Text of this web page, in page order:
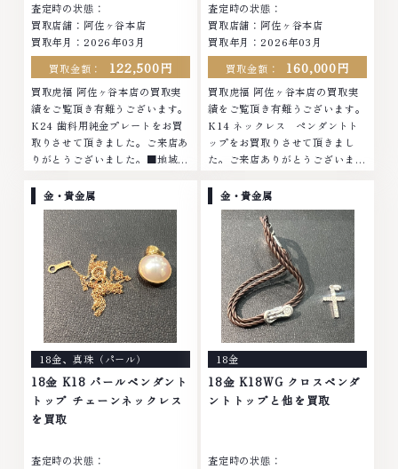
査定時の状態：
買取店舗：阿佐ヶ谷本店
買取年月： 2026年03月
買取金額：
122,500円
買取虎福 阿佐ヶ谷本店の買取実
績をご覧頂き有難うございます。
K24 歯科用純金プレートをお買
取りさせて頂きました。ご来店あ
りがとうございました。■地域買
モンド ブランド品 ブランド衣類
お酒買取りのことなら、お任せく
ださいなかで...
査定時の状態：
買取店舗：阿佐ヶ谷本店
買取年月： 2026年03月
買取金額：
160,000円
買取虎福 阿佐ヶ谷本店の買取実
績をご覧頂き有難うございます。
K14 ネックレス ペンダントト
ップをお買取りさせて頂きまし
た。ご来店ありがとうございまし
ラチナ ダイヤモンド ブランド品
ブランド衣類 お酒買取りのこと
なら、お任せくだ...
金・貴金属
18金、真珠（パール）
18金 K18 パールペンダント
トップ チェーンネックレス
を買取
査定時の状態：
金・貴金属
18金
18金 K18WG クロスペンダ
ントトップと他を買取
査定時の状態：